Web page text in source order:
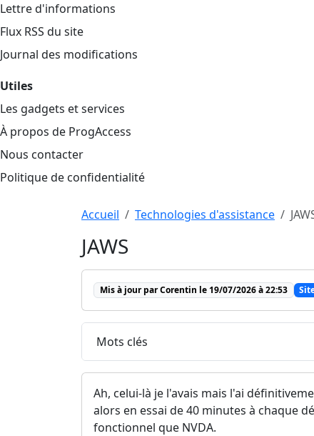
Lettre d'informations
Flux RSS du site
Journal des modifications
Utiles
Les gadgets et services
À propos de ProgAccess
Nous contacter
Politique de confidentialité
Aller au contenu principal
Accueil Technologies d'assistance
JAWS
Mis à jour par Corentin le 19/07/2026 à 22:53
Mots clés
Ah, celui-là je l'avais mais l'ai
alors en essai de 40 minutes à chaque
fonctionnel que NVDA.